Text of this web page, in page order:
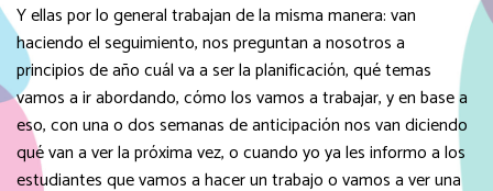
Y ellas por lo general trabajan de la misma manera: van
haciendo el seguimiento, nos preguntan a nosotros a
principios de año cuál va a ser la planificación, qué temas
vamos a ir abordando, cómo los vamos a trabajar, y en base a
eso, con una o dos semanas de anticipación nos van diciendo
qué van a ver la próxima vez, o cuando yo ya les informo a los
estudiantes que vamos a hacer un trabajo o vamos a ver una